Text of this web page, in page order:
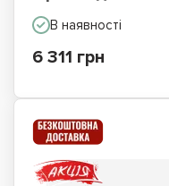
В наявності
6 311 грн